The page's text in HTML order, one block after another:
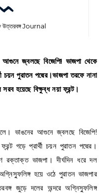
উত্তরবঙ্গ Journal
চয়ন পুরাতন পদ্মের।ভাজপা তরফে নানা
হয়েছে বিক্ষুব্ধ নয়া ফ্রন্ট।
ভাঙনের আগুনে জ্বলছে বিজেপি!
গড়ে প্রার্থী চয়ন পুরাতন পদ্মের।
রক্তাক্ত ভাজপা। দীর্ঘদিন ধরে দল
হয়ে ওঠে পুরাতন ভাজপার
জুড়ে দলের অন্দরে অগ্নিস্ফুলিঙ্গ